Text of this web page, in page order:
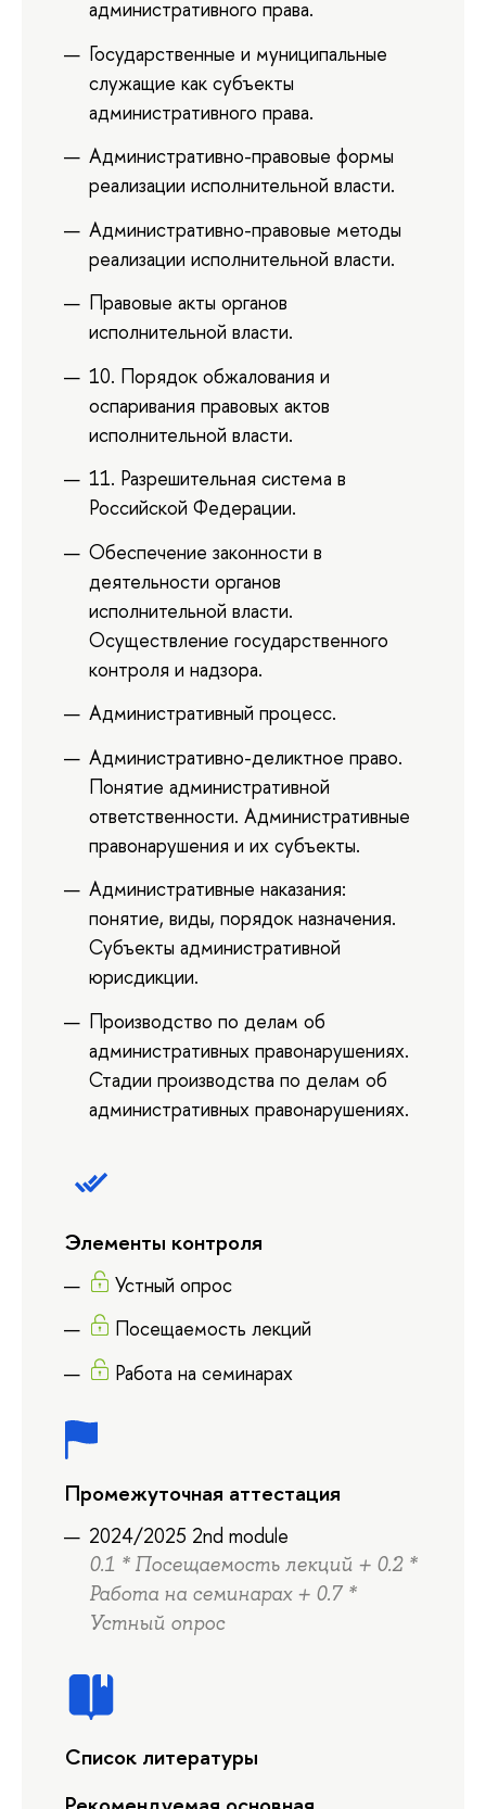
административного права.
Государственные и муниципальные
служащие как субъекты
административного права.
Административно-правовые формы
реализации исполнительной власти.
Административно-правовые методы
реализации исполнительной власти.
Правовые акты органов
исполнительной власти.
10. Порядок обжалования и
оспаривания правовых актов
исполнительной власти.
11. Разрешительная система в
Российской Федерации.
Обеспечение законности в
деятельности органов
исполнительной власти.
Осуществление государственного
контроля и надзора.
Административный процесс.
Административно-деликтное право.
Понятие административной
ответственности. Административные
правонарушения и их субъекты.
Административные наказания:
понятие, виды, порядок назначения.
Субъекты административной
юрисдикции.
Производство по делам об
административных правонарушениях.
Стадии производства по делам об
административных правонарушениях.
Элементы контроля
Устный опрос
Посещаемость лекций
Работа на семинарах
Промежуточная аттестация
2024/2025 2nd module
0.1 * Посещаемость лекций + 0.2 *
Работа на семинарах + 0.7 *
Устный опрос
Список литературы